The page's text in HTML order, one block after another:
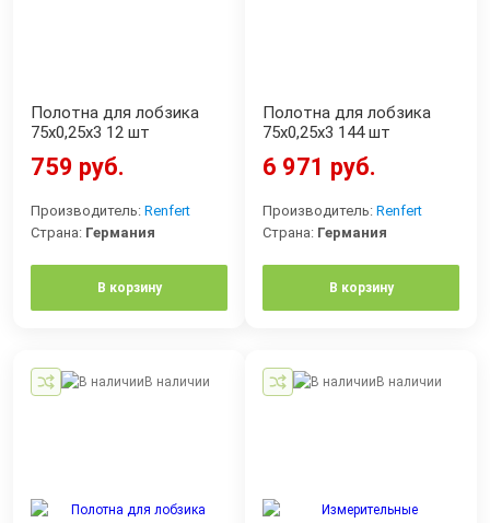
Полотна для лобзика
75х0,25х3 12 шт
759 руб.
Производитель: Renfert
Страна: Германия
В корзину
Полотна для лобзика
75х0,25х3 144 шт
6 971 руб.
Производитель: Renfert
Страна: Германия
В корзину
В наличии В наличии